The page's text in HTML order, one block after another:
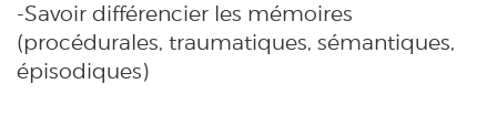
-Savoir différencier les mémoires
(procédurales, traumatiques, sémantiques,
épisodiques)